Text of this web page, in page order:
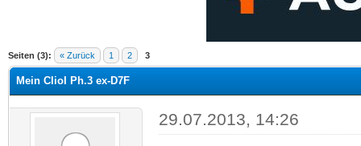
Seiten (3): « Zurück 1 2 3
Durchschnitt
Mein ClioI Ph.3 ex-D7F
29.07.2013, 14:26